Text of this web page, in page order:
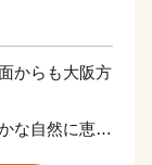
からも大阪方
な自然に恵ま